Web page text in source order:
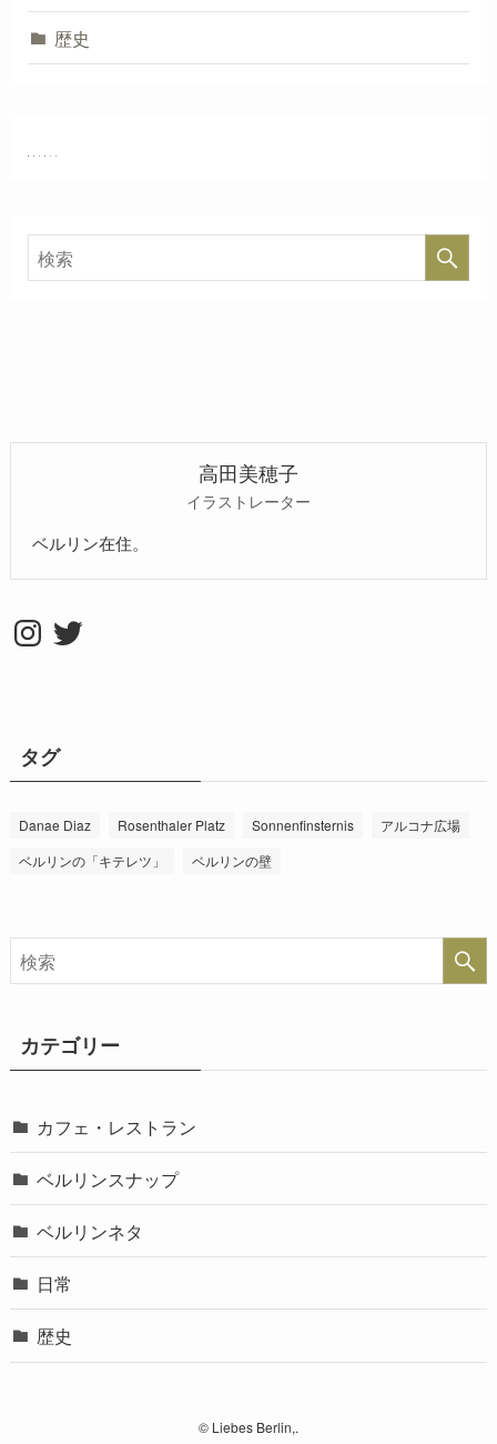
歴史
高田美穂子
イラストレーター
ベルリン在住。
Instagram
Twitter
タグ
Danae Diaz Rosenthaler Platz Sonnenfinsternis
アルコナ広場
ベルリンの「キテレツ」
ベルリンの壁
カテゴリー
カフェ・レストラン
ベルリンスナップ
ベルリンネタ
日常
歴史
© Liebes Berlin,.